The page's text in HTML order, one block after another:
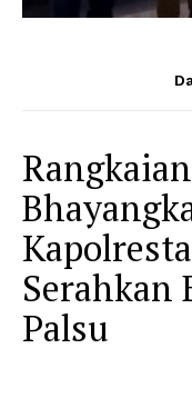
Serahkan
Palsu